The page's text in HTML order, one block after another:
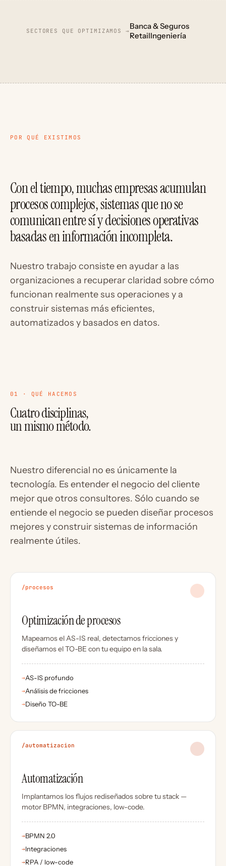
SECTORES QUE OPTIMIZAMOS → Banca & Seguros
RetailIngeniería
POR QUÉ EXISTIMOS
Con el tiempo, muchas empresas acumulan
procesos complejos, sistemas que no se
comunican entre sí y decisiones operativas
basadas en información incompleta.
Nuestro trabajo consiste en ayudar a las
organizaciones a recuperar claridad sobre cómo
funcionan realmente sus operaciones y a
construir sistemas más eficientes,
automatizados y basados en datos.
01 · QUÉ HACEMOS
Cuatro disciplinas,
un mismo método.
Nuestro diferencial no es únicamente la
tecnología. Es entender el negocio del cliente
mejor que otros consultores. Sólo cuando se
entiende el negocio se pueden diseñar procesos
mejores y construir sistemas de información
realmente útiles.
/procesos
Optimización de procesos
Mapeamos el AS-IS real, detectamos fricciones y
diseñamos el TO-BE con tu equipo en la sala.
→AS-IS profundo
→Análisis de fricciones
→Diseño TO-BE
/automatizacion
Automatización
Implantamos los flujos rediseñados sobre tu stack —
motor BPMN, integraciones, low-code.
→BPMN 2.0
→Integraciones
→RPA / low-code